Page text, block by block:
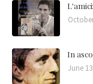
In
June